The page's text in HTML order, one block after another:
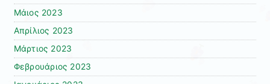
Μάιος 2023
Απρίλιος 2023
Μάρτιος 2023
Φεβρουάριος 2023